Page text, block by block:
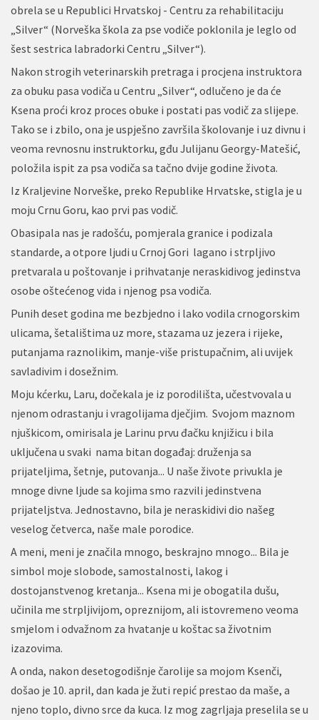
obrela se u Republici Hrvatskoj - Centru za rehabilitaciju
„Silver“ (Norveška škola za pse vodiče poklonila je leglo od
šest sestrica labradorki Centru „Silver“).
Nakon strogih veterinarskih pretraga i procjena instruktora
za obuku pasa vodiča u Centru „Silver“, odlučeno je da će
Ksena proći kroz proces obuke i postati pas vodič za slijepe.
Tako se i zbilo, ona je uspješno završila školovanje i uz divnu i
veoma revnosnu instruktorku, gđu Julijanu Georgy-Matešić,
položila ispit za psa vodiča sa tačno dvije godine života.
Iz Kraljevine Norveške, preko Republike Hrvatske, stigla je u
moju Crnu Goru, kao prvi pas vodič.
Obasipala nas je radošću, pomjerala granice i podizala
standarde, a otpore ljudi u Crnoj Gori lagano i strpljivo
pretvarala u poštovanje i prihvatanje neraskidivog jedinstva
osobe oštećenog vida i njenog psa vodiča.
Punih deset godina me bezbjedno i lako vodila crnogorskim
ulicama, šetalištima uz more, stazama uz jezera i rijeke,
putanjama raznolikim, manje-više pristupačnim, ali uvijek
savladivim i dosežnim.
Moju kćerku, Laru, dočekala je iz porodilišta, učestvovala u
njenom odrastanju i vragolijama dječjim. Svojom maznom
njuškicom, omirisala je Larinu prvu đačku knjižicu i bila
uključena u svaki nama bitan događaj: druženja sa
prijateljima, šetnje, putovanja... U naše živote privukla je
mnoge divne ljude sa kojima smo razvili jedinstvena
prijateljstva. Jednostavno, bila je neraskidivi dio našeg
veselog četverca, naše male porodice.
A meni, meni je značila mnogo, beskrajno mnogo... Bila je
simbol moje slobode, samostalnosti, lakog i
dostojanstvenog kretanja... Ksena mi je obogatila dušu,
učinila me strpljivijom, opreznijom, ali istovremeno veoma
smjelom i odvažnom za hvatanje u koštac sa životnim
izazovima.
A onda, nakon desetogodišnje čarolije sa mojom Ksenči,
došao je 10. april, dan kada je žuti repić prestao da maše, a
njeno toplo, divno srce da kuca. Iz mog zagrljaja preselila se u